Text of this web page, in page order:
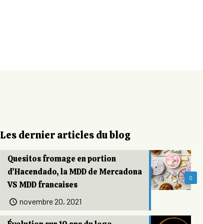
Les dernier articles du blog
0
Quesitos fromage en portion
d’Hacendado, la MDD de Mercadona
VS MDD francaises
novembre 20, 2021